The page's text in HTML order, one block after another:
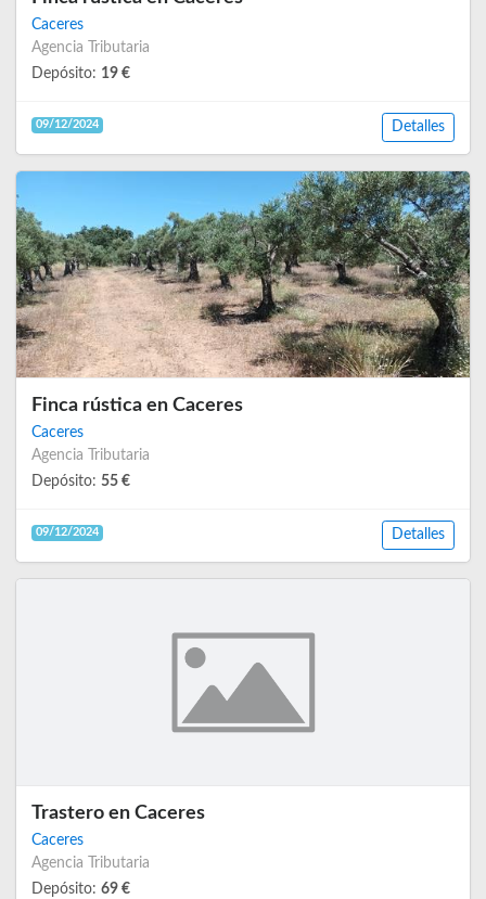
Caceres
Agencia Tributaria
Depósito: 19 €
09/12/2024 Detalles
Finca rústica en Caceres
Caceres
Agencia Tributaria
Depósito: 55 €
09/12/2024 Detalles
Trastero en Caceres
Caceres
Agencia Tributaria
Depósito: 69 €